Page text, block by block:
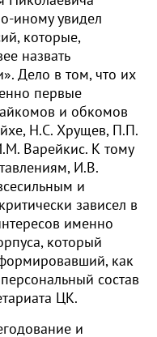
иному увидел
которые,
назвать
Дело в том, что их
первые
и обкомов
Н.С. Хрущев, П.П.
Варейкис. К тому
И.В.
и
зависел в
именно
который
как
состав
ЦК.
и